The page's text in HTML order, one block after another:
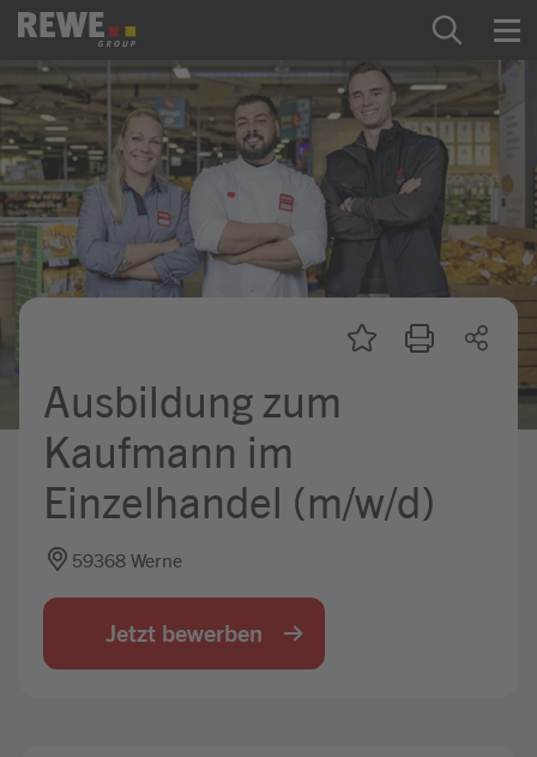
Zum Inhalt springen
Startseite
REWE Group als Arbeitgeber
Ausbildung & Studium
Praktikum & Werkstudium
Mein Kandidat:innenprofil
Ausbildung zum
Kaufmann im
Einzelhandel (m/w/d)
59368 Werne
Jetzt bewerben